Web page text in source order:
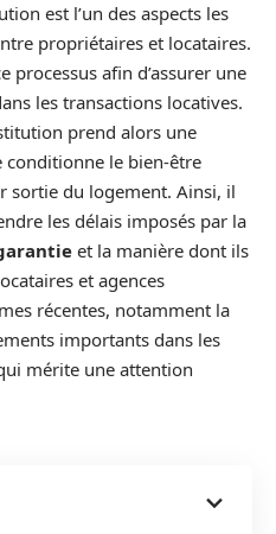
est l’un des aspects les
propriétaires et locataires.
processus afin d’assurer une
les transactions locatives.
prend alors une
le bien-être
sortie du logement. Ainsi, il
les délais imposés par la
et la manière dont ils
et agences
récentes, notamment la
importants dans les
mérite une attention